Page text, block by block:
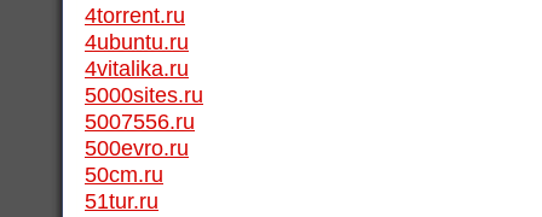
4torrent.ru
4ubuntu.ru
4vitalika.ru
5000sites.ru
5007556.ru
500evro.ru
50cm.ru
51tur.ru